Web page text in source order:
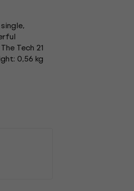
Tech 21
0,56 kg